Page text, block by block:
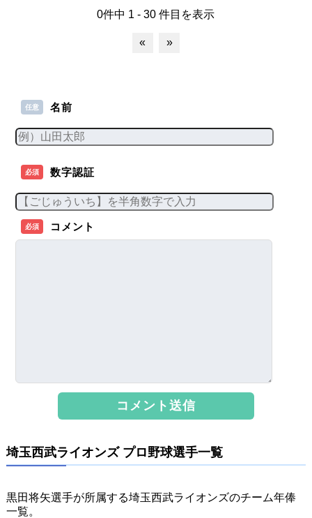
0件中 1 - 30 件目を表示
« »
任意 名前
必須 数字認証
必須 コメント
埼玉西武ライオンズ プロ野球選手一覧
黒田将矢選手が所属する埼玉西武ライオンズのチーム年俸
一覧。